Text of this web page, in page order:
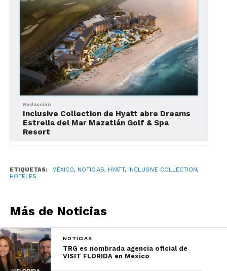
Este exclusivo evento no solo sirvió como
de la industria compartieron sus perspectivas y
anticiparon con emoción lo que el futuro reserva
turismo y el hospedaje.
Redacción
Inclusive Collection de Hyatt abre Dreams
Estrella del Mar Mazatlán Golf & Spa
Resort
ETIQUETAS: MÉXICO, NOTICIAS, HYATT, INCLUSIVE COLLECTION,
HOTELES
Más de Noticias
NOTICIAS
TRG es nombrada agencia oficial de
VISIT FLORIDA en México